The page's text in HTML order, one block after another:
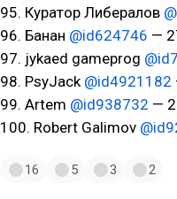
95. Куратор Либералов
96. Банан @id624746 —
97. jykaed gameprog
98. PsyJack @id4921182
99. Artem @id938732 —
100. Robert Galimov
16 5 3 2